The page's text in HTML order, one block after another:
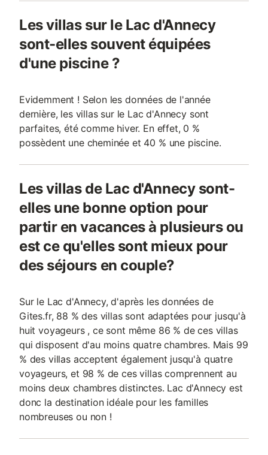
Les villas sur le Lac d'Annecy
sont-elles souvent équipées
d'une piscine ?
Evidemment ! Selon les données de l'année
dernière, les villas sur le Lac d'Annecy sont
parfaites, été comme hiver. En effet, 0 %
possèdent une cheminée et 40 % une piscine.
Les villas de Lac d'Annecy sont-
elles une bonne option pour
partir en vacances à plusieurs ou
est ce qu'elles sont mieux pour
des séjours en couple?
Sur le Lac d'Annecy, d'après les données de
Gites.fr, 88 % des villas sont adaptées pour jusqu'à
huit voyageurs , ce sont même 86 % de ces villas
qui disposent d'au moins quatre chambres. Mais 99
% des villas acceptent également jusqu'à quatre
voyageurs, et 98 % de ces villas comprennent au
moins deux chambres distinctes. Lac d'Annecy est
donc la destination idéale pour les familles
nombreuses ou non !